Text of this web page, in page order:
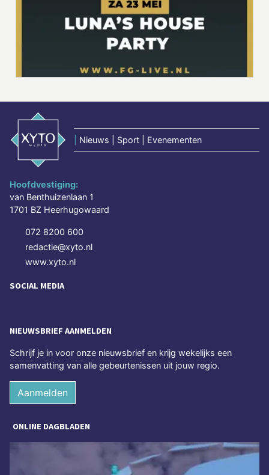
Nieuws | Sport | Evenementen
Hoofdvestiging:
van Benthuizenlaan 1
1701 BZ Heerhugowaard
072 8200 600
redactie@xyto.nl
www.xyto.nl
SOCIAL MEDIA
NIEUWSBRIEF AANMELDEN
Schrijf je in voor onze nieuwsbrief en krijg wekelijks een
samenvatting van alle gebeurtenissen uit jouw regio.
Aanmelden
ONLINE DAGBLADEN